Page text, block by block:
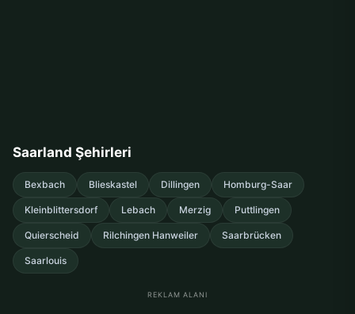
Saarland Şehirleri
Bexbach Blieskastel Dillingen Homburg-Saar
Kleinblittersdorf Lebach Merzig Puttlingen
Quierscheid Rilchingen Hanweiler Saarbrücken
Saarlouis
REKLAM ALANI